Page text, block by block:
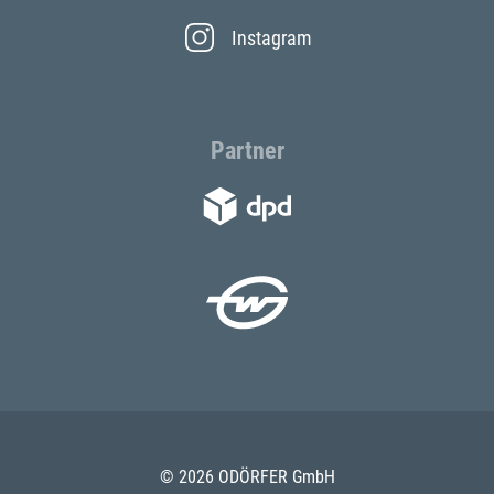
Instagram
Partner
© 2026 ODÖRFER GmbH